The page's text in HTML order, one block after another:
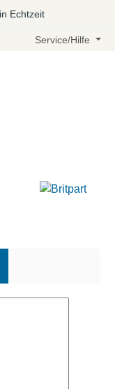
Echtzeit
Service/Hilfe